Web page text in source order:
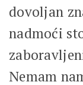
dovoljan
nadmoći
Nemam